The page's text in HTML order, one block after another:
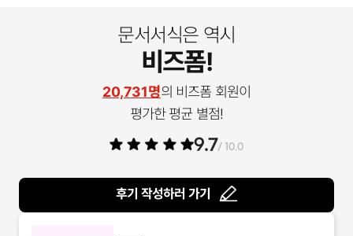
문서서식은 역시
비즈폼!
20,731명의 비즈폼 회원이
평가한 평균 별점!
9.7/ 10.0
후기 작성하러 가기